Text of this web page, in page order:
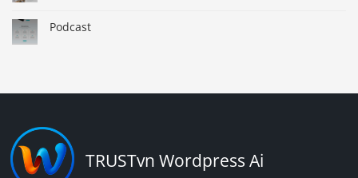
Podcast
TRUSTvn Wordpress Ai